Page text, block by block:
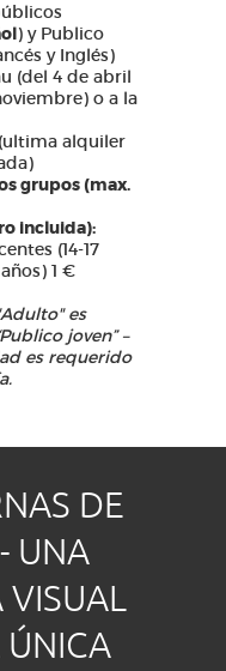
) y Publico
y Inglés)
(del 4 de abril
o a la
alquiler
grupos (max.
incluida):
(14-17
1 €
es
joven” –
es requerido
DE
UNA
VISUAL
ÚNICA